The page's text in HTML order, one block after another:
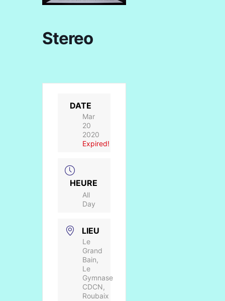
Stereo
DATE
Mar
20
2020
Expired!
HEURE
All
Day
LIEU
Le
Grand
Bain,
Le
Gymnase
CDCN,
Roubaix